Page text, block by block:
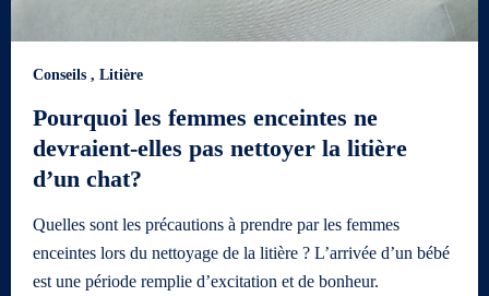
Conseils , Litière
Pourquoi les femmes enceintes ne
devraient-elles pas nettoyer la litière
d’un chat?
Quelles sont les précautions à prendre par les femmes
enceintes lors du nettoyage de la litière ? L’arrivée d’un bébé
est une période remplie d’excitation et de bonheur.